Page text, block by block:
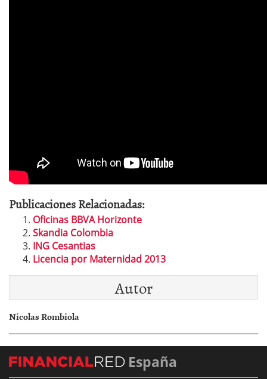
Publicaciones Relacionadas:
Oficinas BBVA Horizonte
Skandia Colombia
ING Cesantias
Licencia por Maternidad 2013
Autor
Nicolas Rombiola
España